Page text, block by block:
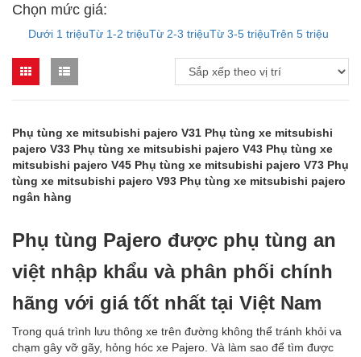
Chọn mức giá:
Dưới 1 triệuTừ 1-2 triệuTừ 2-3 triệuTừ 3-5 triệuTrên 5 triệu
Phụ tùng xe mitsubishi pajero V31 Phụ tùng xe mitsubishi
pajero V33 Phụ tùng xe mitsubishi pajero V43 Phụ tùng xe
mitsubishi pajero V45 Phụ tùng xe mitsubishi pajero V73 Phụ
tùng xe mitsubishi pajero V93 Phụ tùng xe mitsubishi pajero
ngân hàng
Phụ tùng Pajero được phụ tùng an
việt nhập khẩu và phân phối chính
hãng với giá tốt nhất tại Việt Nam
Trong quá trình lưu thông xe trên đường không thể tránh khỏi va
chạm gây vỡ gãy, hỏng hóc xe Pajero. Và làm sao để tìm được